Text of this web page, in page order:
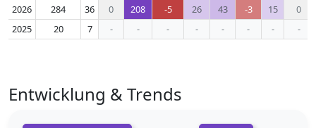
2026 284 36 0 208 -5 26 43 -3 15
0
2025
20 7 - - - - - - - -
Entwicklung & Trends